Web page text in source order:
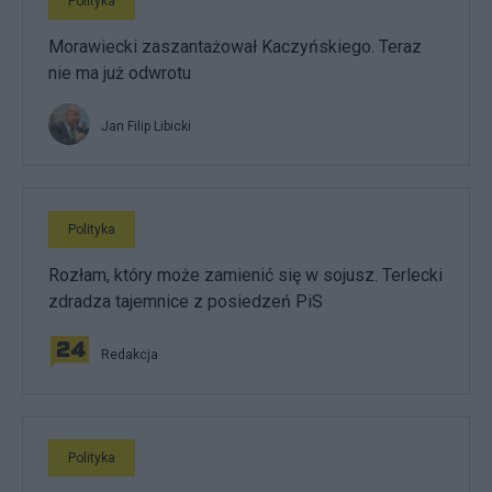
Morawiecki zaszantażował Kaczyńskiego. Teraz
nie ma już odwrotu
Jan Filip Libicki
Polityka
Rozłam, który może zamienić się w sojusz. Terlecki
zdradza tajemnice z posiedzeń PiS
Redakcja
Polityka